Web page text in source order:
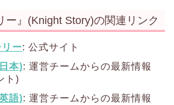
ー』(Knight Story)の関連リンク
ー: 公式サイト
本): 運営チームからの最新情報
ト)
語): 運営チームからの最新情報